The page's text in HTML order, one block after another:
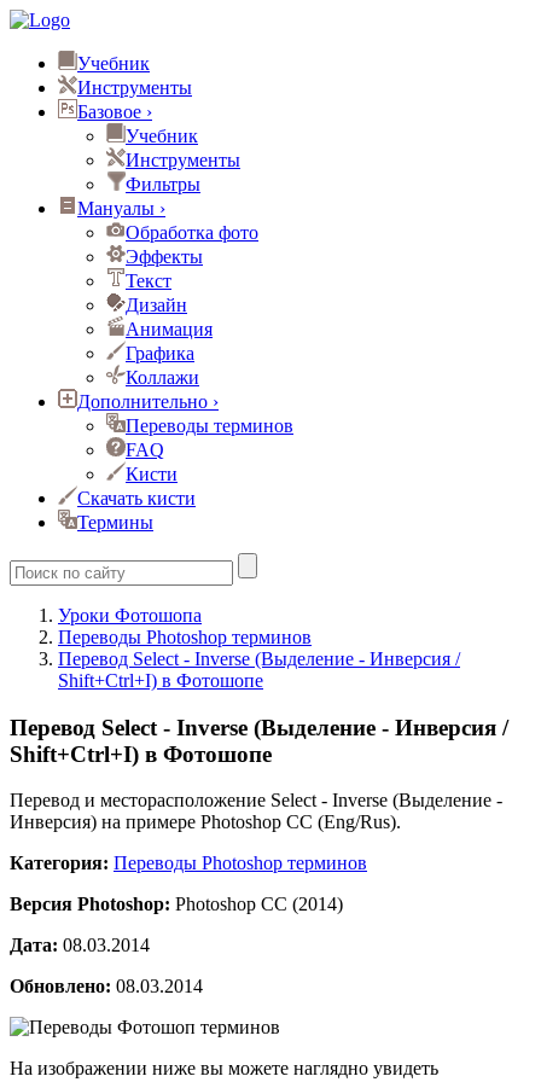
Учебник
Инструменты
Базовое ›
Учебник
Инструменты
Фильтры
Мануалы ›
Обработка фото
Эффекты
Текст
Дизайн
Анимация
Графика
Коллажи
Дополнительно ›
Переводы терминов
FAQ
Кисти
Скачать кисти
Термины
Уроки Фотошопа
Переводы Photoshop терминов
Перевод Select - Inverse (Выделение - Инверсия /
Shift+Ctrl+I) в Фотошопе
Перевод Select - Inverse (Выделение - Инверсия /
Shift+Ctrl+I) в Фотошопе
Перевод и месторасположение Select - Inverse (Выделение -
Инверсия) на примере Photoshop CC (Eng/Rus).
Категория: Переводы Photoshop терминов
Версия Photoshop: Photoshop CC (2014)
Дата: 08.03.2014
Обновлено: 08.03.2014
На изображении ниже вы можете наглядно увидеть